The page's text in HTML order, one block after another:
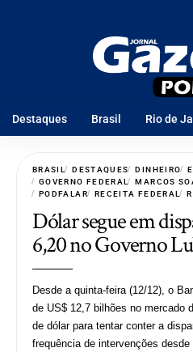
Destaques Brasil Rio de
BRASIL DESTAQUES DINHEIRO
GOVERNO FEDERAL
MARCOS
PODFALAR
RECEITA FEDERAL
Dólar segue em
6,20 no Governo
Desde a quinta-feira (12/12), o
de US$ 12,7 bilhões no mercado
de dólar para tentar conter a
frequência de intervenções desde